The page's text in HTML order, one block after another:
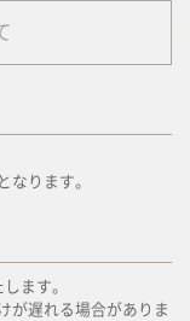
なります。
ます。
が遅れる場合がありま